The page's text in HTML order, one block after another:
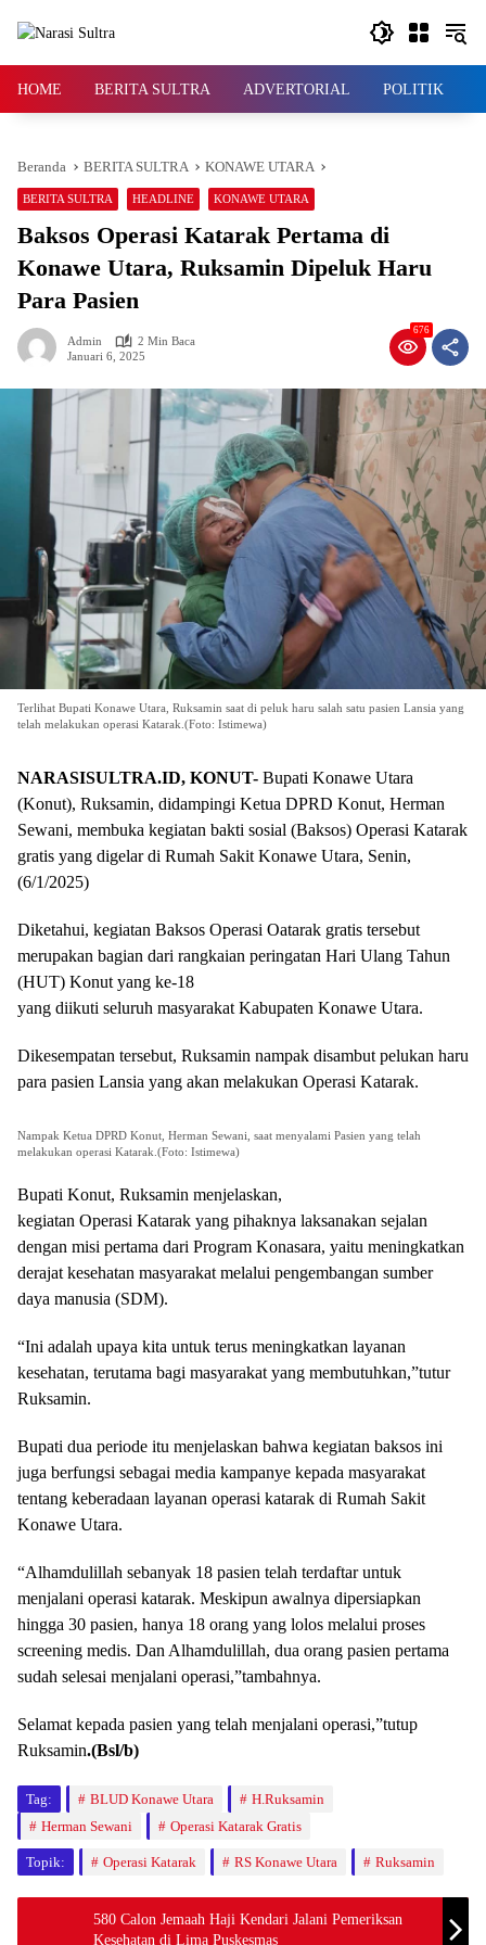
HOME BERITA SULTRA ADVERTORIAL POLITIK
Beranda BERITA SULTRA KONAWE UTARA
BERITA SULTRA HEADLINE KONAWE UTARA
Baksos Operasi Katarak Pertama di
Konawe Utara, Ruksamin Dipeluk Haru
Para Pasien
Admin
2 Min Baca
Januari 6, 2025
676
Terlihat Bupati Konawe Utara, Ruksamin saat di peluk haru salah satu pasien Lansia yang
telah melakukan operasi Katarak.(Foto: Istimewa)
NARASISULTRA.ID, KONUT- Bupati Konawe Utara
(Konut), Ruksamin, didampingi Ketua DPRD Konut, Herman
Sewani, membuka kegiatan bakti sosial (Baksos) Operasi Katarak
gratis yang digelar di Rumah Sakit Konawe Utara, Senin,
(6/1/2025)
Diketahui, kegiatan Baksos Operasi Oatarak gratis tersebut
merupakan bagian dari rangkaian peringatan Hari Ulang Tahun
(HUT) Konut yang ke-18
yang diikuti seluruh masyarakat Kabupaten Konawe Utara.
Dikesempatan tersebut, Ruksamin nampak disambut pelukan haru
para pasien Lansia yang akan melakukan Operasi Katarak.
Nampak Ketua DPRD Konut, Herman Sewani, saat menyalami Pasien yang telah
melakukan operasi Katarak.(Foto: Istimewa)
Bupati Konut, Ruksamin menjelaskan,
kegiatan Operasi Katarak yang pihaknya laksanakan sejalan
dengan misi pertama dari Program Konasara, yaitu meningkatkan
derajat kesehatan masyarakat melalui pengembangan sumber
daya manusia (SDM).
“Ini adalah upaya kita untuk terus meningkatkan layanan
kesehatan, terutama bagi masyarakat yang membutuhkan,”tutur
Ruksamin.
Bupati dua periode itu menjelaskan bahwa kegiatan baksos ini
juga berfungsi sebagai media kampanye kepada masyarakat
tentang keberadaan layanan operasi katarak di Rumah Sakit
Konawe Utara.
“Alhamdulillah sebanyak 18 pasien telah terdaftar untuk
menjalani operasi katarak. Meskipun awalnya dipersiapkan
hingga 30 pasien, hanya 18 orang yang lolos melalui proses
screening medis. Dan Alhamdulillah, dua orang pasien pertama
sudah selesai menjalani operasi,”tambahnya.
Selamat kepada pasien yang telah menjalani operasi,”tutup
Ruksamin.(Bsl/b)
Tag: BLUD Konawe Utara
H.Ruksamin
Herman Sewani
Operasi Katarak Gratis
Topik: Operasi Katarak RS Konawe Utara Ruksamin
580 Calon Jemaah Haji Kendari Jalani Pemeriksan
Kesehatan di Lima Puskesmas